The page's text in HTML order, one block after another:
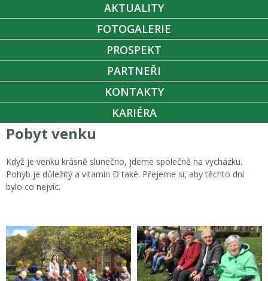
AKTUALITY
FOTOGALERIE
PROSPEKT
PARTNEŘI
KONTAKTY
KARIÉRA
Pobyt venku
Když je venku krásně slunečno, jdeme společně na vycházku.
Pohyb je důležitý a vitamín D také. Přejeme si, aby těchto dní
bylo co nejvíc.